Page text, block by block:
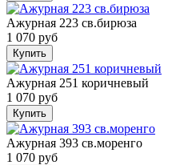
Ажурная 223 св.бирюза
1 070 руб
Купить
Ажурная 251 коричневый
1 070 руб
Купить
Ажурная 393 св.моренго
1 070 руб